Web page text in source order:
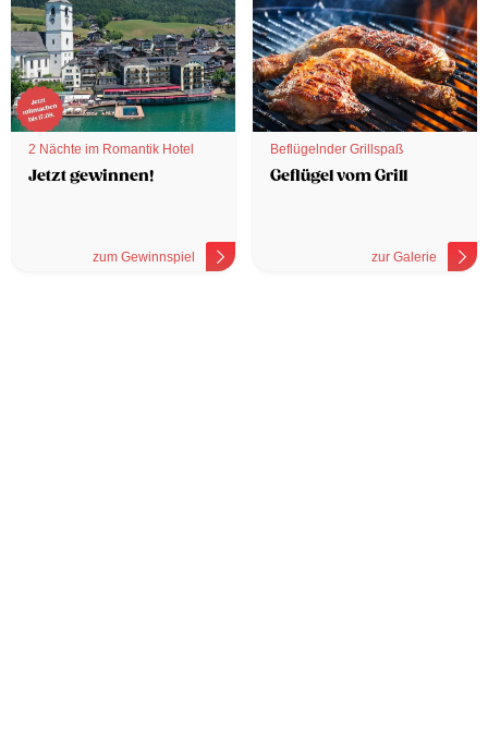
2 Nächte im Romantik Hotel
Jetzt gewinnen!
zum Gewinnspiel
Beflügelnder Grillspaß
Geflügel vom Grill
zur Galerie